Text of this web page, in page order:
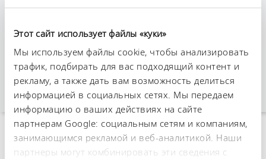
Этот сайт использует файлы «куки»
Мы используем файлы cookie, чтобы анализировать
трафик, подбирать для вас подходящий контент и
рекламу, а также дать вам возможность делиться
информацией в социальных сетях. Мы передаем
информацию о ваших действиях на сайте
партнерам Google: социальным сетям и компаниям,
занимающимся рекламой и веб-аналитикой. Наши
партнеры могут комбинировать эти сведения с
К обзору аксессуаров